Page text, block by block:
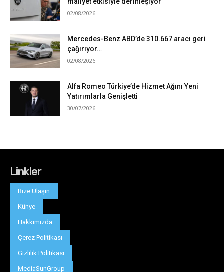
Linkler
Bize Ulaşın
Künye
Hakkımızda
Çerez Politikası
Gizlilik Politikası
MediaSunGroup